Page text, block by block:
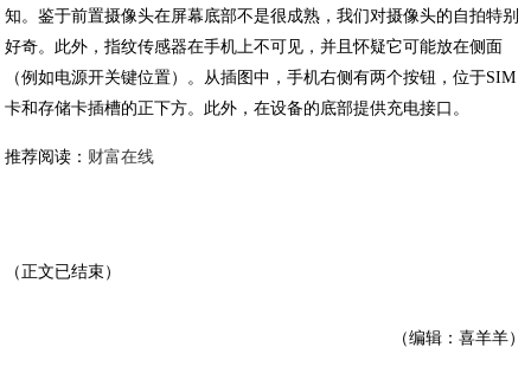
知。鉴于前置摄像头在屏幕底部不是很成熟，我们对摄像头的自拍特别
好奇。此外，指纹传感器在手机上不可见，并且怀疑它可能放在侧面
（例如电源开关键位置）。从插图中，手机右侧有两个按钮，位于SIM
卡和存储卡插槽的正下方。此外，在设备的底部提供充电接口。
推荐阅读： 财富在线
（正文已结束）
（编辑：喜羊羊）